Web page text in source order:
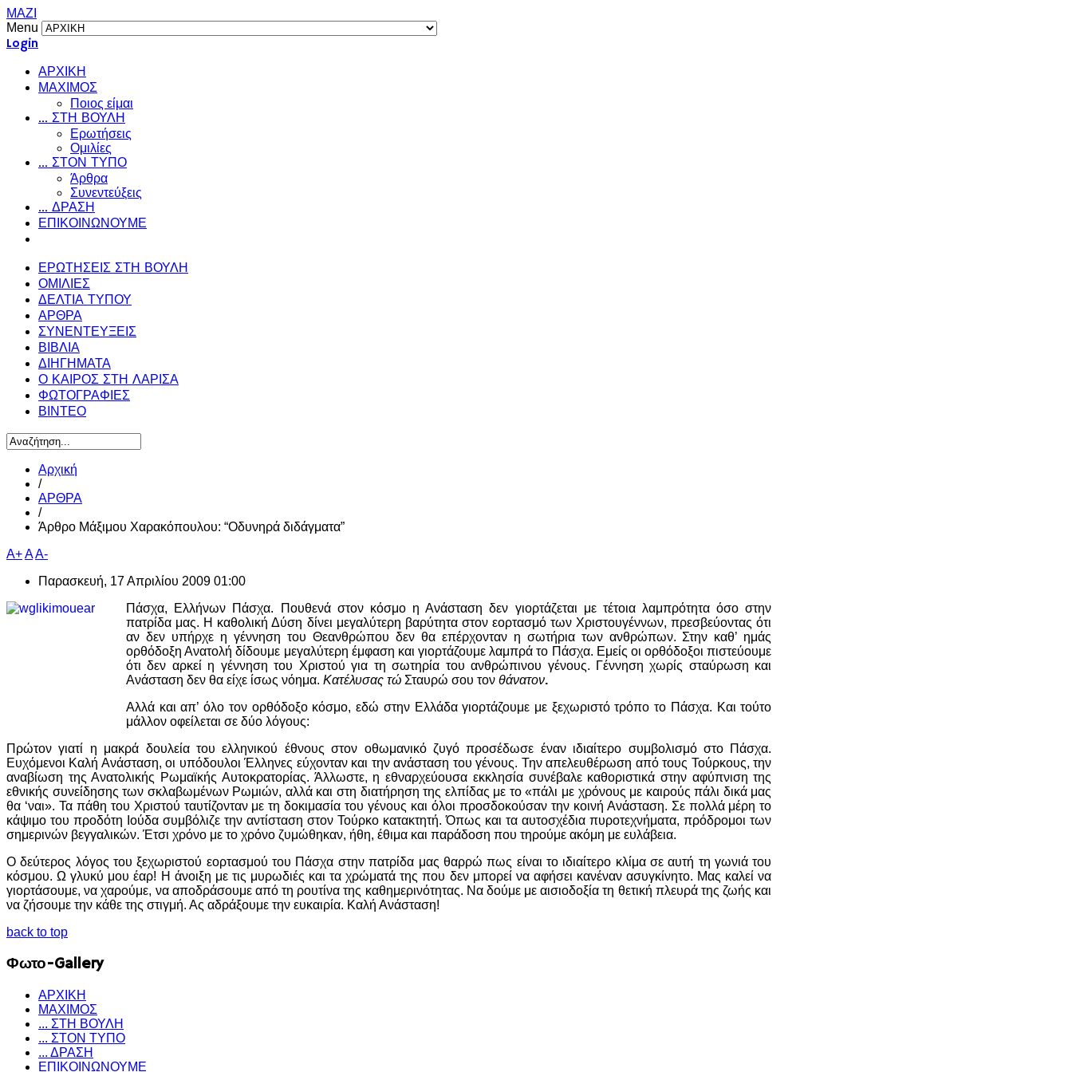
ΜΑΖΙ
Menu
Login
ΑΡΧΙΚΗ
ΜΑΧΙΜΟΣ
Ποιος είμαι
... ΣΤΗ ΒΟΥΛΗ
Ερωτήσεις
Ομιλίες
... ΣΤΟΝ ΤΥΠΟ
Άρθρα
Συνεντεύξεις
... ΔΡΑΣΗ
ΕΠΙΚΟΙΝΩΝΟΥΜΕ
ΕΡΩΤΗΣΕΙΣ ΣΤΗ ΒΟΥΛΗ
ΟΜΙΛΙΕΣ
ΔΕΛΤΙΑ ΤΥΠΟΥ
ΑΡΘΡΑ
ΣΥΝΕΝΤΕΥΞΕΙΣ
ΒΙΒΛΙΑ
ΔΙΗΓΗΜΑΤΑ
Ο ΚΑΙΡΟΣ ΣΤΗ ΛΑΡΙΣΑ
ΦΩΤΟΓΡΑΦΙΕΣ
ΒΙΝΤΕΟ
Αρχική
/
ΑΡΘΡΑ
/
Άρθρο Μάξιμου Χαρακόπουλου: “Οδυνηρά διδάγματα”
A+AA-
Παρασκευή, 17 Απριλίου 2009 01:00
Πάσχα, Ελλήνων Πάσχα. Πουθενά στον κόσμο η Ανάσταση δεν γιορτάζεται με τέτοια λαμπρότητα όσο στην
πατρίδα μας. Η καθολική Δύση δίνει μεγαλύτερη βαρύτητα στον εορτασμό των Χριστουγέννων, πρεσβεύοντας ότι
αν δεν υπήρχε η γέννηση του Θεανθρώπου δεν θα επέρχονταν η σωτήρια των ανθρώπων. Στην καθ’ ημάς
ορθόδοξη Ανατολή δίδουμε μεγαλύτερη έμφαση και γιορτάζουμε λαμπρά το Πάσχα. Εμείς οι ορθόδοξοι πιστεύουμε
ότι δεν αρκεί η γέννηση του Χριστού για τη σωτηρία του ανθρώπινου γένους. Γέννηση χωρίς σταύρωση και
Ανάσταση δεν θα είχε ίσως νόημα. Κατέλυσας τώ Σταυρώ σου τoν θάνατον.
Αλλά και απ’ όλο τον ορθόδοξο κόσμο, εδώ στην Ελλάδα γιορτάζουμε με ξεχωριστό τρόπο το Πάσχα. Και τούτο
μάλλον οφείλεται σε δύο λόγους:
Πρώτον γιατί η μακρά δουλεία του ελληνικού έθνους στον οθωμανικό ζυγό προσέδωσε έναν ιδιαίτερο συμβολισμό στο Πάσχα.
Ευχόμενοι Καλή Ανάσταση, οι υπόδουλοι Έλληνες εύχονταν και την ανάσταση του γένους. Την απελευθέρωση από τους Τούρκους, την
αναβίωση της Ανατολικής Ρωμαϊκής Αυτοκρατορίας. Άλλωστε, η εθναρχεύουσα εκκλησία συνέβαλε καθοριστικά στην αφύπνιση της
εθνικής συνείδησης των σκλαβωμένων Ρωμιών, αλλά και στη διατήρηση της ελπίδας με το «πάλι με χρόνους με καιρούς πάλι δικά μας
θα ‘ναι». Τα πάθη του Χριστού ταυτίζονταν με τη δοκιμασία του γένους και όλοι προσδοκούσαν την κοινή Ανάσταση. Σε πολλά μέρη το
κάψιμο του προδότη Ιούδα συμβόλιζε την αντίσταση στον Τούρκο κατακτητή. Όπως και τα αυτοσχέδια πυροτεχνήματα, πρόδρομοι των
σημερινών βεγγαλικών. Έτσι χρόνο με το χρόνο ζυμώθηκαν, ήθη, έθιμα και παράδοση που τηρούμε ακόμη με ευλάβεια.
Ο δεύτερος λόγος του ξεχωριστού εορτασμού του Πάσχα στην πατρίδα μας θαρρώ πως είναι το ιδιαίτερο κλίμα σε αυτή τη γωνιά του
κόσμου. Ω γλυκύ μου έαρ! Η άνοιξη με τις μυρωδιές και τα χρώματά της που δεν μπορεί να αφήσει κανέναν ασυγκίνητο. Μας καλεί να
γιορτάσουμε, να χαρούμε, να αποδράσουμε από τη ρουτίνα της καθημερινότητας. Να δούμε με αισιοδοξία τη θετική πλευρά της ζωής και
να ζήσουμε την κάθε της στιγμή. Ας αδράξουμε την ευκαιρία. Καλή Ανάσταση!
back to top
Φωτο-Gallery
ΑΡΧΙΚΗ
ΜΑΧΙΜΟΣ
... ΣΤΗ ΒΟΥΛΗ
... ΣΤΟΝ ΤΥΠΟ
... ΔΡΑΣΗ
ΕΠΙΚΟΙΝΩΝΟΥΜΕ